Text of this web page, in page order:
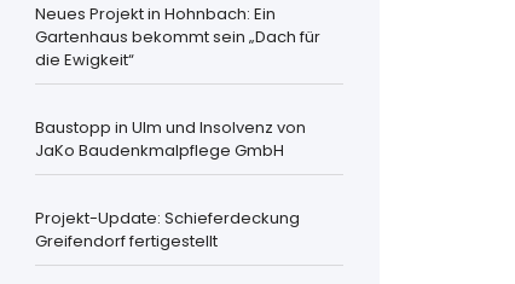
Neues Projekt in Hohnbach: Ein
Gartenhaus bekommt sein „Dach für
die Ewigkeit“
Baustopp in Ulm und Insolvenz von
JaKo Baudenkmalpflege GmbH
Projekt-Update: Schieferdeckung
Greifendorf fertigestellt